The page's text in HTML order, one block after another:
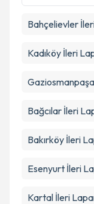
Bahçelievler
Kadıköy İleri
Gaziosmanpaşa
Bağcılar İleri
Bakırköy İleri
Esenyurt İleri
Kartal İleri